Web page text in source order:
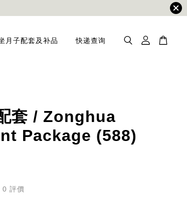
月子配套及补品 快递查询
套 / Zonghua
Package (588)
0 評價